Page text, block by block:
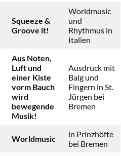
Squeeze &
Groove it!
Worldmusic
und
Rhythmus in
Italien
Aus Noten,
Luft und
einer Kiste
vorm Bauch
wird
bewegende
Musik!
Ausdruck mit
Balg und
Fingern in St.
Jürgen bei
Bremen
Worldmusic
in Prinzhöfte
bei Bremen